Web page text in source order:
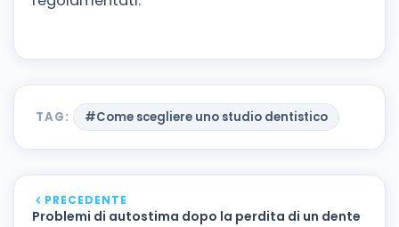
TAG: #Come scegliere uno studio dentistico
PRECEDENTE
Problemi di autostima dopo la perdita di un dente